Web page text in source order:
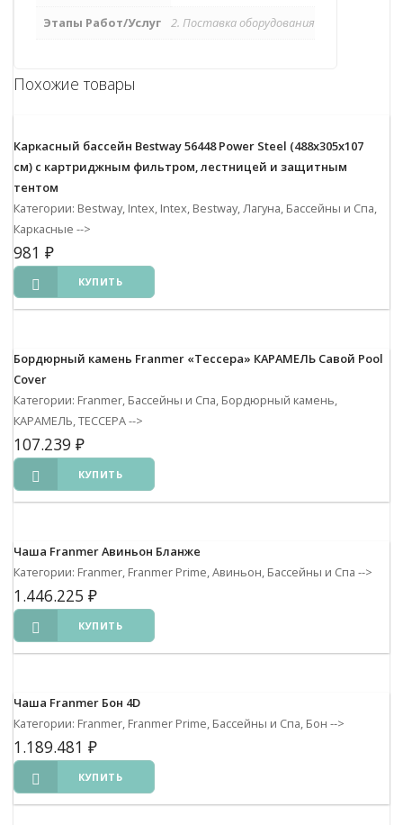
Этапы Работ/Услуг 2. Поставка оборудования
Похожие товары
Каркасный бассейн Bestway 56448 Power Steel (488х305х107
см) с картриджным фильтром, лестницей и защитным
тентом
Категории: Bestway, Intex, Intex, Bestway, Лагуна, Бассейны и Спа,
Каркасные -->
981 ₽
КУПИТЬ
Бордюрный камень Franmer «Тессера» КАРАМЕЛЬ Савой Pool
Cover
Категории: Franmer, Бассейны и Спа, Бордюрный камень,
КАРАМЕЛЬ, ТЕССЕРА-->
107.239 ₽
КУПИТЬ
Чаша Franmer Авиньон Бланже
Категории: Franmer, Franmer Prime, Авиньон, Бассейны и Спа -->
1.446.225 ₽
КУПИТЬ
Чаша Franmer Бон 4D
Категории: Franmer, Franmer Prime, Бассейны и Спа, Бон -->
1.189.481 ₽
КУПИТЬ